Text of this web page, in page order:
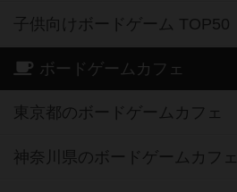
子供向けボードゲーム TOP50
ボードゲームカフェ
東京都のボードゲームカフェ
神奈川県のボードゲームカフェ